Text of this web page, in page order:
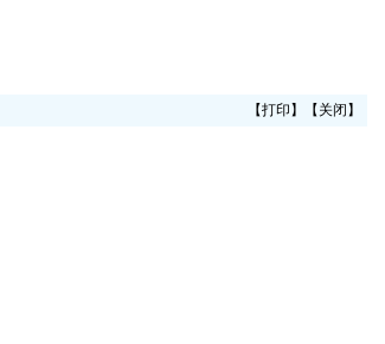
【打印 】【 关闭 】